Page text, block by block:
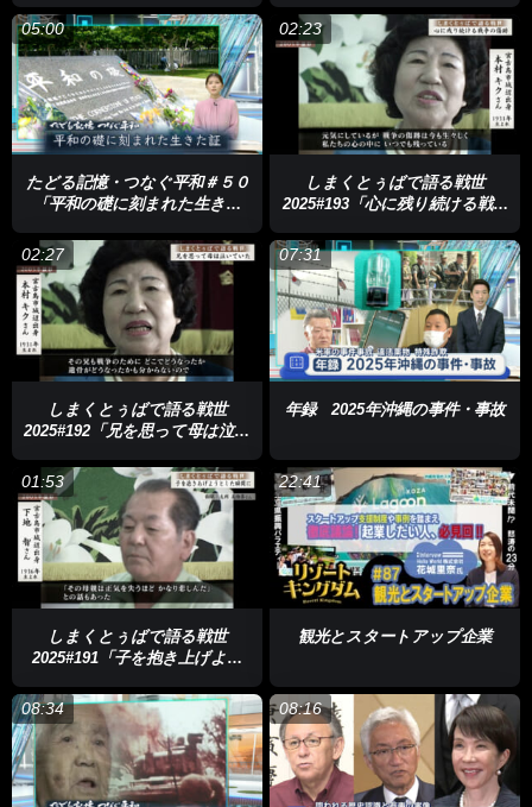
530（ゴサマル）さん「世界で出た平良新助さんだからこそ作れ
た琉歌」
Rainさんは番組を通して、しまのうたを身近に感じてほしいと話
しています。
Rainさん「こうやって歌碑をめぐって見てみたときに結構身近
だなというか、作った方の考え方とか歌に至るまでのこととかっ
て共感できることもいっぱいある。気軽に興味深く見てほしいな
と思います」
アーティストたちが、新たな「しまのうた」でつなぐ、歴史や
人々の思い。これまで人々の心を癒し、元気づけてきた歌がどの
ように生まれ変わるのか？その魅力を感じてみてください。きょ
うが２回目の放送です。番組内でQRコードを読み取ってデジタ
ルスタンプを集めるとスペシャルイベントに参加できます。
ミニ番組「しまのうた」は、毎週月曜日と水曜日、午後6時55分
からの放送です。ぜひご覧ください。
05:00
たどる記憶・つなぐ平和＃５０
「平和の礎に刻まれた生きた
02:23
しまくとぅばで語る戦世
2025#193「心に残り続ける戦争
02:27
しまくとぅばで語る戦世
2025#192「兄を思って母は泣い
07:31
年録 2025年沖縄の事件・事故
01:53
しまくとぅばで語る戦世
2025#191「子を抱き上げよう
22:41
観光とスタートアップ企業
08:34 08:16